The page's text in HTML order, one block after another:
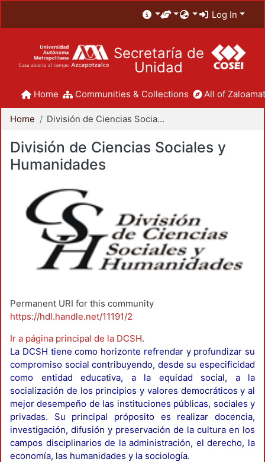
Log In
Secretaría de
Unidad
Home Communities & Collections All of
Home División de Ciencias Sociales y Humanidades
División de Ciencias Sociales y
Humanidades
Permanent URI for this community
https://hdl.handle.net/11191/2
Ir a página principal de la DCSH.
La DCSH tiene como horizonte refrendar y profundizar su
compromiso social contribuyendo, desde su especificidad
como entidad educativa, a la equidad social, a la
socialización de los principios y valores democráticos y al
mejor desempeño de las instituciones públicas, sociales y
privadas. Su principal próposito es realizar docencia,
investigación, difusión y preservación de la cultura en los
campos disciplinarios de la administración, el derecho, la
economía, las humanidades y la sociología.